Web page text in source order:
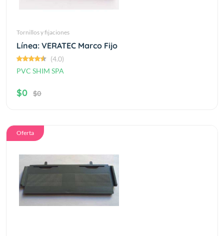
Tornillos y fijaciones
Línea: VERATEC Marco Fijo
(4.0)
PVC SHIM SPA
$0 $0
Oferta